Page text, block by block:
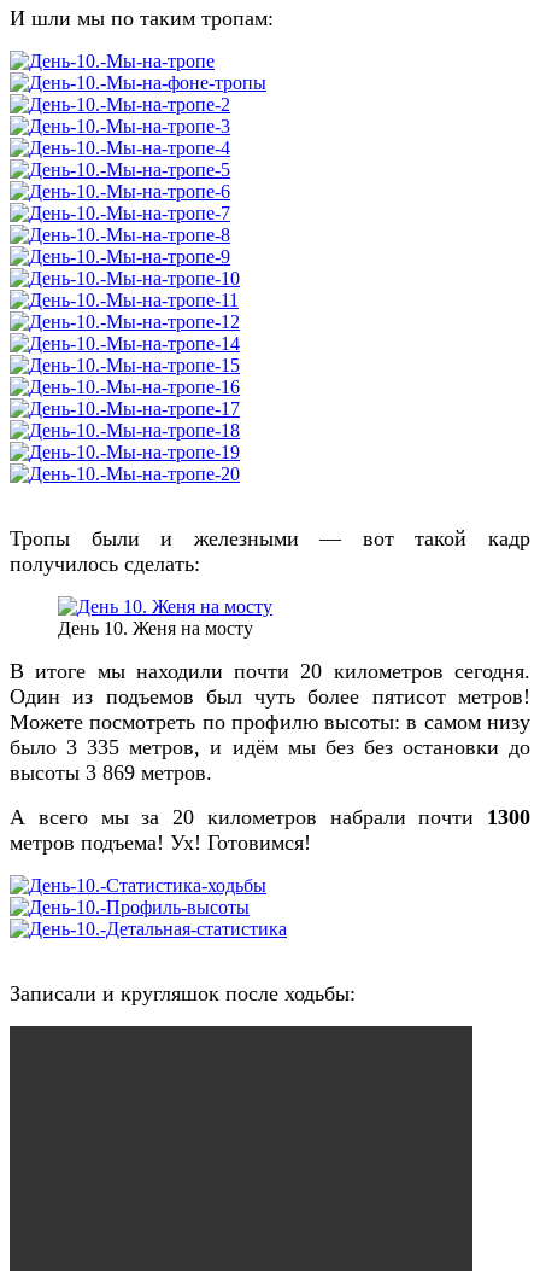
И шли мы по таким тропам:
Тропы были и железными — вот такой кадр
получилось сделать:
День 10. Женя на мосту
В итоге мы находили почти 20 километров сегодня.
Один из подъемов был чуть более пятисот метров!
Можете посмотреть по профилю высоты: в самом низу
было 3 335 метров, и идём мы без без остановки до
высоты 3 869 метров.
А всего мы за 20 километров набрали почти 1300
метров подъема! Ух! Готовимся!
Записали и кругляшок после ходьбы: